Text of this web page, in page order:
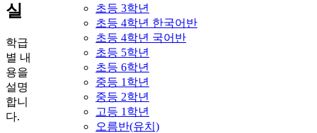
초등 3학년
초등 4학년 한국어반
초등 4학년 국어반
초등 5학년
초등 6학년
중등 1학년
중등 2학년
고등 1학년
오름반(유치)
실
학급
별 내
용을
설명
합니
다.